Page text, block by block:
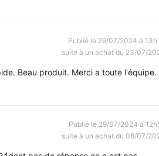
Publié le 29/07/2024 à
suite à un achat du 23/07/
Beau produit. Merci a toute l'équipe.
Publié le 29/07/2024 à
suite à un achat du 08/07/